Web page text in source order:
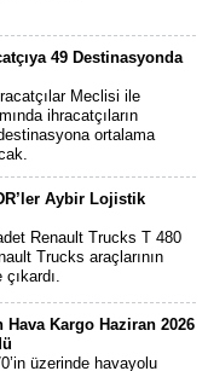
49 Destinasyonda
Meclisi ile
ihracatçıların
ortalama
Aybir Lojistik
Renault Trucks T 480
Trucks araçlarının
Kargo Haziran 2026
üzerinde havayolu